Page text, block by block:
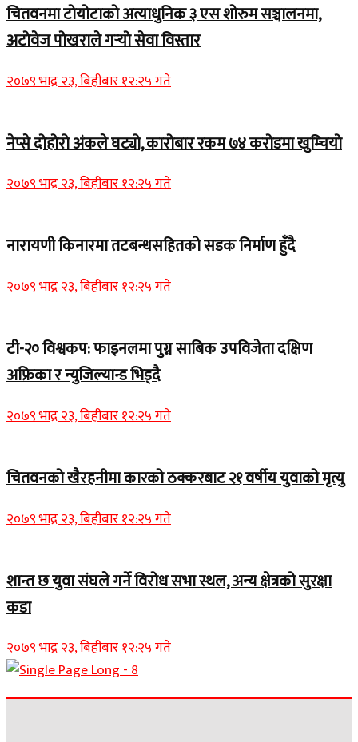
चितवनमा टोयोटाको अत्याधुनिक ३ एस शोरुम सञ्चालनमा,
अटोवेज पोखराले गर्‍यो सेवा विस्तार
२०७९ भाद्र २३, बिहीबार १२:२५ गते
नेप्से दोहोरो अंकले घट्यो, कारोबार रकम ७४ करोडमा खुम्चियो
२०७९ भाद्र २३, बिहीबार १२:२५ गते
नारायणी किनारमा तटबन्धसहितको सडक निर्माण हुँदै
२०७९ भाद्र २३, बिहीबार १२:२५ गते
टी-२० विश्वकप: फाइनलमा पुग्न साबिक उपविजेता दक्षिण
अफ्रिका र न्युजिल्यान्ड भिड्दै
२०७९ भाद्र २३, बिहीबार १२:२५ गते
चितवनको खैरहनीमा कारको ठक्करबाट २१ वर्षीय युवाको मृत्यु
२०७९ भाद्र २३, बिहीबार १२:२५ गते
शान्त छ युवा संघले गर्ने विरोध सभा स्थल, अन्य क्षेत्रको सुरक्षा
कडा
२०७९ भाद्र २३, बिहीबार १२:२५ गते